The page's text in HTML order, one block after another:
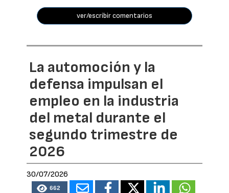
ver/escribir comentarios
La automoción y la
defensa impulsan el
empleo en la industria
del metal durante el
segundo trimestre de
2026
30/07/2026
662